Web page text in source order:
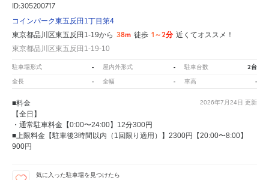
ID:305200717
コインパーク東五反田1丁目第4
東京都品川区東五反田1-19から 38m 徒歩 1～2分 近くてオススメ！
東京都品川区東五反田1-19-10
駐車場形式 - 屋内外形式 - 駐車台数 2台
全長 - 全幅 - 車高 -
2026年7月24日 更新
■料金
【全日】
・通常駐車料金【0:00〜24:00】12分300円
■上限料金【駐車後3時間以内（1回限り適用）】2300円【20:00〜8:00】
900円
気に入った駐車場を見つけたら